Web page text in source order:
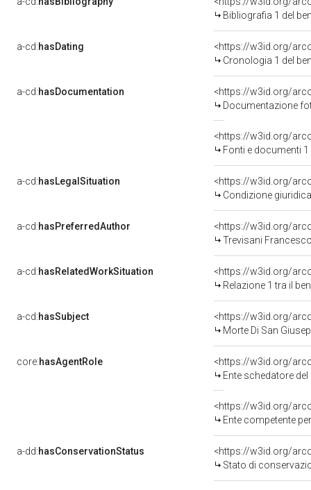
Bibliografia 1 del
a-cd:hasDating
<https://w3id.org/
Cronologia 1 del
a-cd:hasDocumentation
Documentazione
<https://w3id.org/
Fonti e documenti
a-cd:hasLegalSituation
<https://w3id.org/
Condizione
a-cd:hasPreferredAuthor
<https://w3id.org/
Trevisani
a-cd:hasRelatedWorkSituation
<https://w3id.org/
Relazione 1 tra il
a-cd:hasSubject
<https://w3id.org/
Morte Di San
core:hasAgentRole
<https://w3id.org/
Ente schedatore
<https://w3id.org/
Ente competente per
a-dd:hasConservationStatus
<https://w3id.org/
Stato di